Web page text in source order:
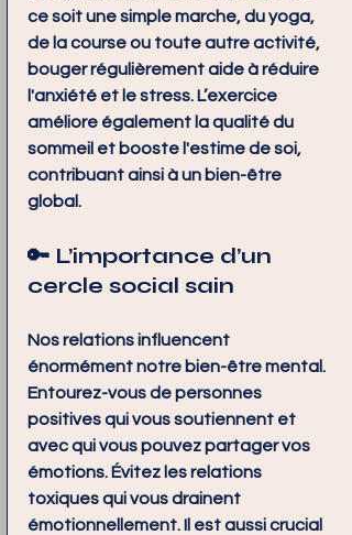
ce soit une simple marche, du yoga,
de la course ou toute autre activité,
bouger régulièrement aide à réduire
l'anxiété et le stress. L’exercice
améliore également la qualité du
sommeil et booste l'estime de soi,
contribuant ainsi à un bien-être
global.
🔑 L’importance d’un
cercle social sain
Nos relations influencent
énormément notre bien-être mental.
Entourez-vous de personnes
positives qui vous soutiennent et
avec qui vous pouvez partager vos
émotions. Évitez les relations
toxiques qui vous drainent
émotionnellement. Il est aussi crucial